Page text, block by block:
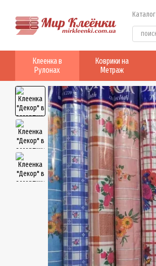
Каталог
Клеенка в
Рулонах
Коврики на
Метраж